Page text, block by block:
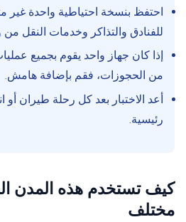
احتفظ بنسخة احتياطية واحدة غير
للفنادق والتذاكر وخدمات النقل من
إذا كان جهاز واحد يقوم بجميع
من الحجوزات، فقم بإضافة هامش.
أعد الاختبار بعد كل رحلة طيران أو
رئيسية.
كيف تستخدم هذه المدن
مختلف